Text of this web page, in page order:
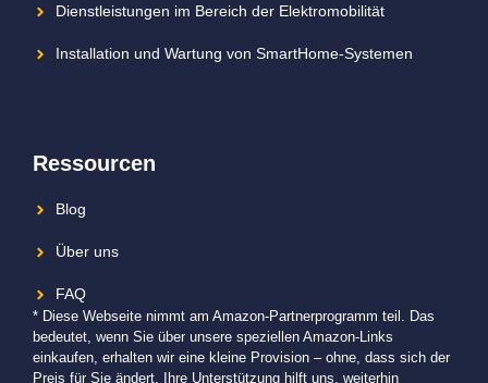
Dienstleistungen im Bereich der Elektromobilität
Installation und Wartung von SmartHome-Systemen
Ressourcen
Blog
Über uns
FAQ
* Diese Webseite nimmt am Amazon-Partnerprogramm teil. Das
bedeutet, wenn Sie über unsere speziellen Amazon-Links
einkaufen, erhalten wir eine kleine Provision – ohne, dass sich der
Preis für Sie ändert. Ihre Unterstützung hilft uns, weiterhin